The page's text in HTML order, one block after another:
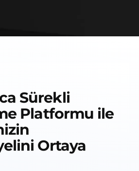
Sürekli
Platformu ile
Ortaya